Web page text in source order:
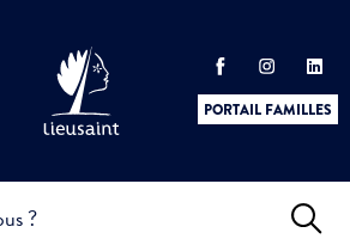
PORTAIL FAMILLES